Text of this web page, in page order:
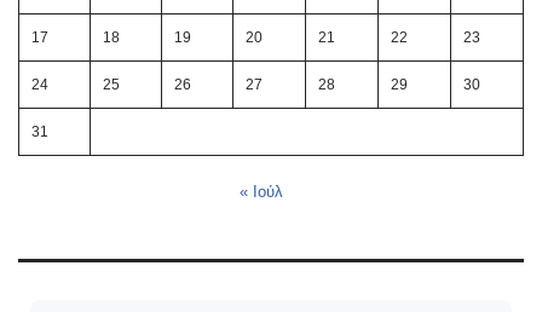
17 18 19 20 21 22 23
24 25 26 27 28 29 30
31
« Ιούλ